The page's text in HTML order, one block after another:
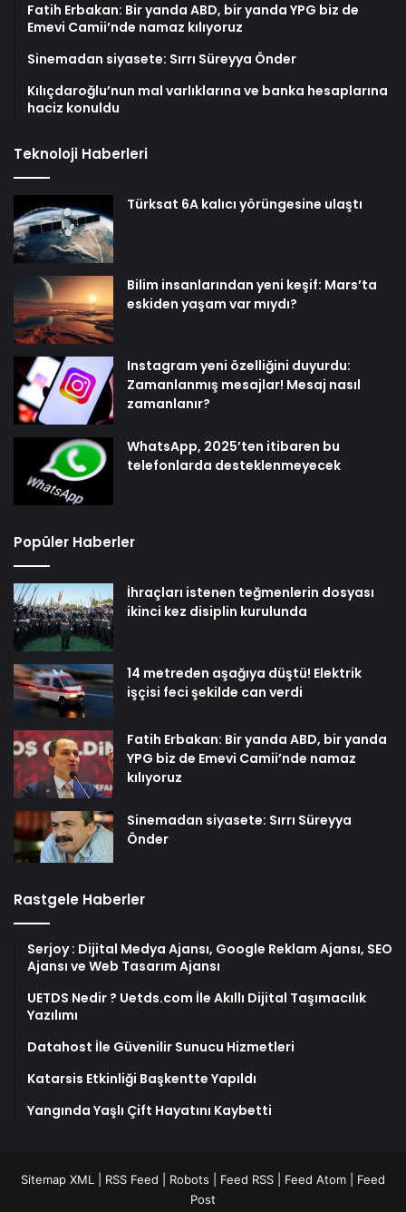
Fatih Erbakan: Bir yanda ABD, bir yanda YPG biz de
Emevi Camii’nde namaz kılıyoruz
Sinemadan siyasete: Sırrı Süreyya Önder
Kılıçdaroğlu’nun mal varlıklarına ve banka hesaplarına
haciz konuldu
Teknoloji Haberleri
Türksat 6A kalıcı yörüngesine ulaştı
Bilim insanlarından yeni keşif: Mars’ta
eskiden yaşam var mıydı?
Instagram yeni özelliğini duyurdu:
Zamanlanmış mesajlar! Mesaj nasıl
zamanlanır?
WhatsApp, 2025’ten itibaren bu
telefonlarda desteklenmeyecek
Popüler Haberler
İhraçları istenen teğmenlerin dosyası
ikinci kez disiplin kurulunda
14 metreden aşağıya düştü! Elektrik
işçisi feci şekilde can verdi
Fatih Erbakan: Bir yanda ABD, bir yanda
YPG biz de Emevi Camii’nde namaz
kılıyoruz
Sinemadan siyasete: Sırrı Süreyya
Önder
Rastgele Haberler
Serjoy : Dijital Medya Ajansı, Google Reklam Ajansı, SEO
Ajansı ve Web Tasarım Ajansı
UETDS Nedir ? Uetds.com İle Akıllı Dijital Taşımacılık
Yazılımı
Datahost İle Güvenilir Sunucu Hizmetleri
Katarsis Etkinliği Başkentte Yapıldı
Yangında Yaşlı Çift Hayatını Kaybetti
Sitemap XML RSS Feed Robots Feed RSS Feed Atom
Feed
Post